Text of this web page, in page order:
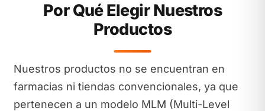
Por Qué Elegir Nuestros
Productos
Nuestros productos no se encuentran en
farmacias ni tiendas convencionales, ya que
pertenecen a un modelo MLM (Multi-Level